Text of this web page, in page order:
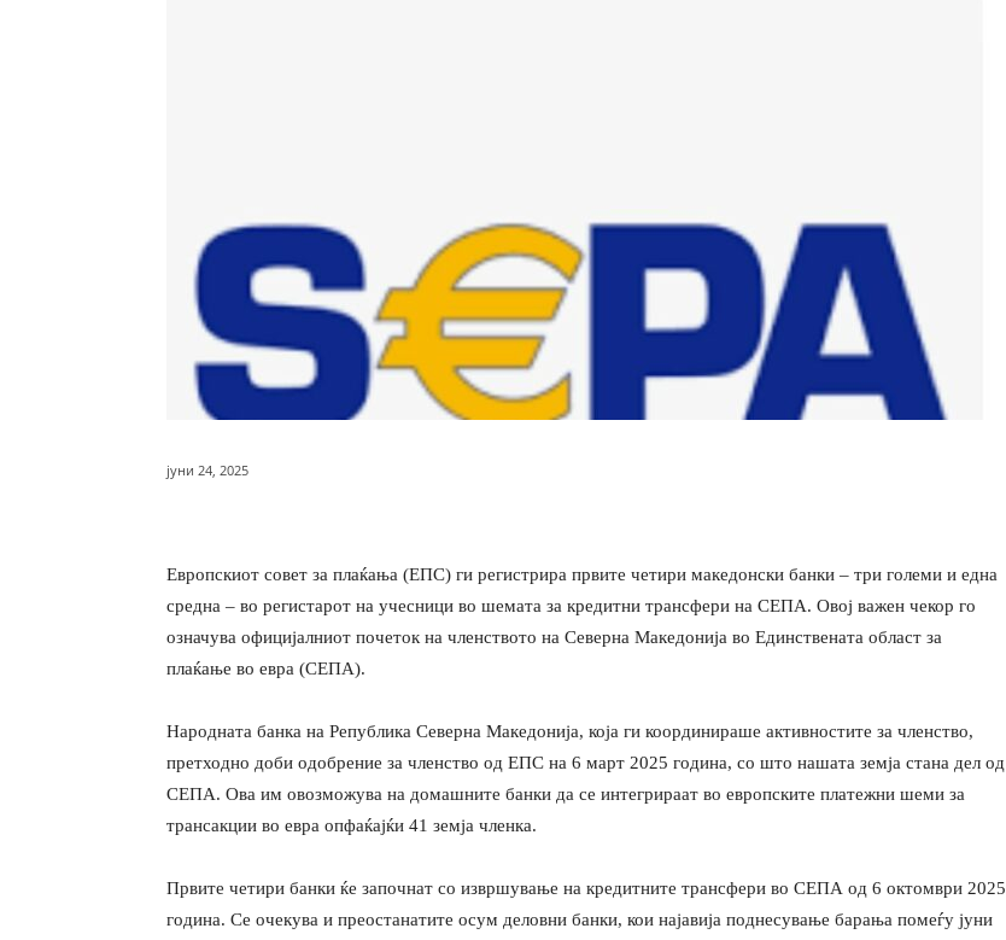
јуни 24, 2025
Европскиот совет за плаќања (ЕПС) ги регистрира првите четири македонски банки – три големи и една
средна – во регистарот на учесници во шемата за кредитни трансфери на СЕПА. Овој важен чекор го
означува официјалниот почеток на членството на Северна Македонија во Единствената област за
плаќање во евра (СЕПА).
Народната банка на Република Северна Македонија, која ги координираше активностите за членство,
претходно доби одобрение за членство од ЕПС на 6 март 2025 година, со што нашата земја стана дел од
СЕПА. Ова им овозможува на домашните банки да се интегрираат во европските платежни шеми за
трансакции во евра опфаќајќи 41 земја членка.
Првите четири банки ќе започнат со извршување на кредитните трансфери во СЕПА од 6 октомври 2025
година. Се очекува и преостанатите осум деловни банки, кои најавија поднесување барања помеѓу јуни